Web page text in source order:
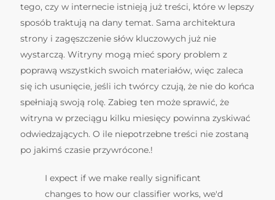
tego, czy w internecie istnieją już treści, które w lepszy
sposób traktują na dany temat. Sama architektura
strony i zagęszczenie słów kluczowych już nie
wystarczą. Witryny mogą mieć spory problem z
poprawą wszystkich swoich materiałów, więc zaleca
się ich usunięcie, jeśli ich twórcy czują, że nie do końca
spełniają swoją rolę. Zabieg ten może sprawić, że
witryna w przeciągu kilku miesięcy powinna zyskiwać
odwiedzających. O ile niepotrzebne treści nie zostaną
po jakimś czasie przywrócone.!
I expect if we make really significant
changes to how our classifier works, we'd